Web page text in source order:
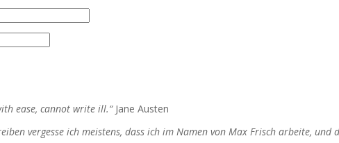
ease, cannot write ill.“Jane Austen
vergesse ich meistens, dass ich im Namen von Max Frisch arbeite, und